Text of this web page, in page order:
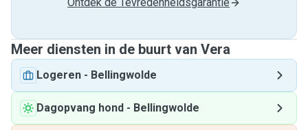
Meer diensten in de buurt van Vera
Logeren - Bellingwolde
Dagopvang hond - Bellingwolde